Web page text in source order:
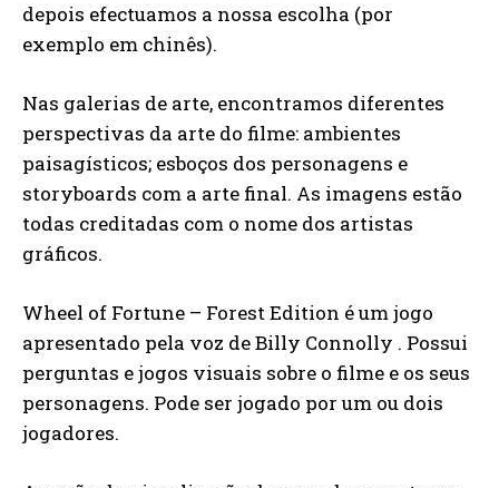
depois efectuamos a nossa escolha (por
exemplo em chinês).
Nas galerias de arte, encontramos diferentes
perspectivas da arte do filme: ambientes
paisagísticos; esboços dos personagens e
storyboards com a arte final. As imagens estão
todas creditadas com o nome dos artistas
gráficos.
Wheel of Fortune – Forest Edition é um jogo
apresentado pela voz de Billy Connolly . Possui
perguntas e jogos visuais sobre o filme e os seus
personagens. Pode ser jogado por um ou dois
jogadores.